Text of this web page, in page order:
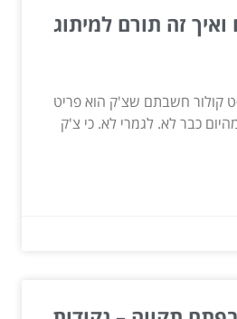
זה תורם למיתוג
קולור חשבתם שצ'ק הוא פריט
כבר לא. לגמרי לא. כי צ'ק